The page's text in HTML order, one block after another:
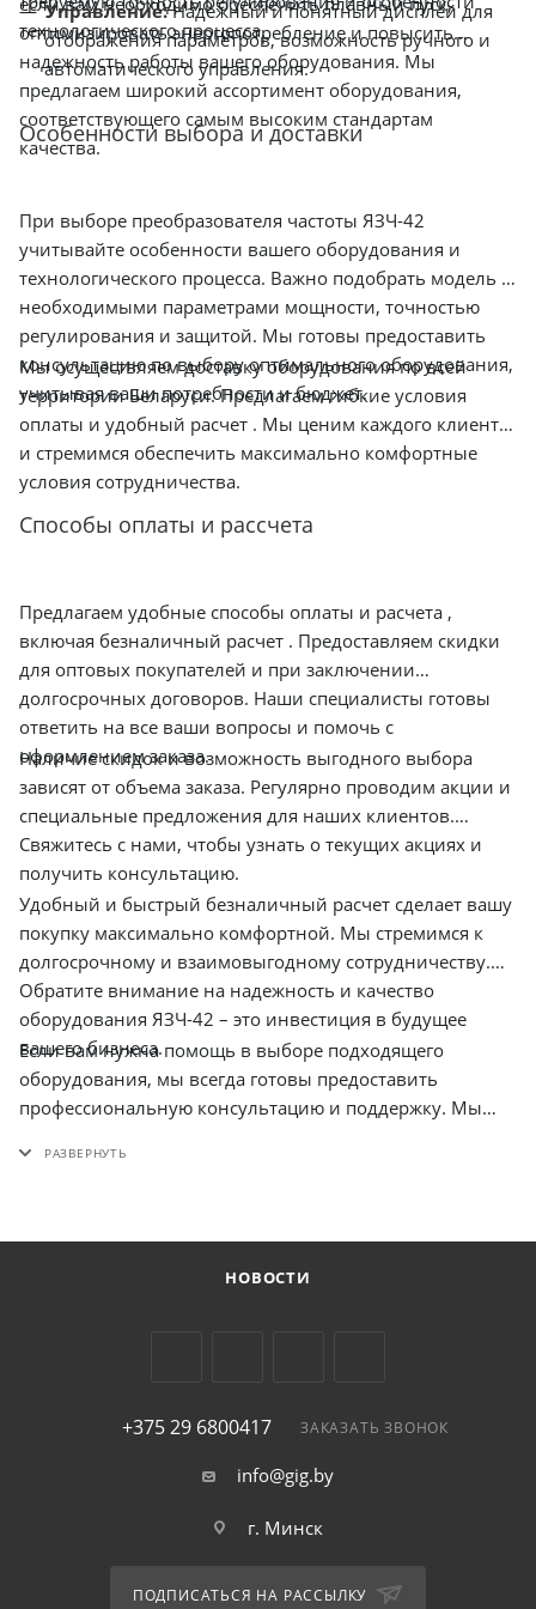
Управление:Надежный и понятный дисплей для
отображения параметров, возможность ручного и
автоматического управления.
технологического процесса.
оптимизировать энергопотребление и повысить
надежность работы вашего оборудования. Мы
предлагаем широкий ассортимент оборудования,
соответствующего самым высоким стандартам
качества.
Особенности выбора и доставки
При выборе преобразователя частоты ЯЗЧ-42
учитывайте особенности вашего оборудования и
технологического процесса. Важно подобрать модель с
необходимыми параметрами мощности, точностью
регулирования и защитой. Мы готовы предоставить
консультацию по выбору оптимального оборудования,
учитывая ваши потребности и бюджет.
Мы осуществляем доставку оборудования по всей
территории Беларуси. Предлагаем гибкие условия
оплаты и удобный расчет . Мы ценим каждого клиента
и стремимся обеспечить максимально комфортные
условия сотрудничества.
Способы оплаты и рассчета
Предлагаем удобные способы оплаты и расчета ,
включая безналичный расчет . Предоставляем скидки
для оптовых покупателей и при заключении
долгосрочных договоров. Наши специалисты готовы
ответить на все ваши вопросы и помочь с
оформлением заказа.
Наличие скидок и возможность выгодного выбора
зависят от объема заказа. Регулярно проводим акции и
специальные предложения для наших клиентов.
Свяжитесь с нами, чтобы узнать о текущих акциях и
получить консультацию.
Удобный и быстрый безналичный расчет сделает вашу
покупку максимально комфортной. Мы стремимся к
долгосрочному и взаимовыгодному сотрудничеству.
Обратите внимание на надежность и качество
оборудования ЯЗЧ-42 – это инвестиция в будущее
вашего бизнеса.
Если вам нужна помощь в выборе подходящего
оборудования, мы всегда готовы предоставить
профессиональную консультацию и поддержку. Мы
ваших задач и обеспечим надежную работу вашего
НОВОСТИ
+375 29 6800417 ЗАКАЗАТЬ ЗВОНОК
info@gig.by
г. Минск
ПОДПИСАТЬСЯ НА РАССЫЛКУ